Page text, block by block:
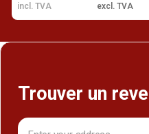
excl. TVA
incl. TVA
Trouver un